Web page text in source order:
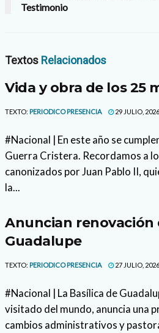
Testimonio
Textos Relacionados
Vida y obra de los 25
TEXTO: PERIODICO PRESENCIA 29 JULIO, 2026
#Nacional | En este año se
Guerra Cristera. Recordamos a
canonizados por Juan Pablo II,
la...
Anuncian renovación
Guadalupe
TEXTO: PERIODICO PRESENCIA 27 JULIO, 2026
#Nacional | La Basílica de
visitado del mundo, anuncia una
cambios administrativos y